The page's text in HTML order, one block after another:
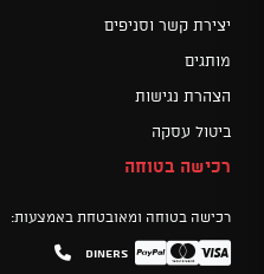
יצירת קשר וסניפים
מותגים
הצהרת נגישות
ביטול עסקה
רכישה בטוחה
רכישה בטוחה ומאובטחת באמצעות:
Visa
Mastercard
PayPal
Diners